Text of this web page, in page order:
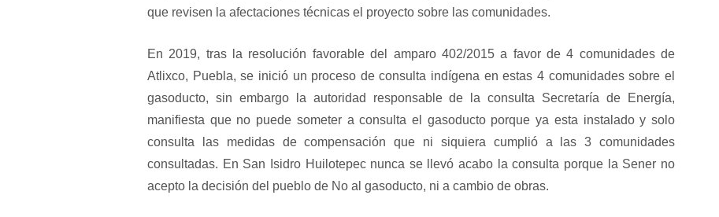
que revisen la afectaciones técnicas el proyecto sobre las comunidades.
En 2019, tras la resolución favorable del amparo 402/2015 a favor de 4 comunidades de
Atlixco, Puebla, se inició un proceso de consulta indígena en estas 4 comunidades sobre el
gasoducto, sin embargo la autoridad responsable de la consulta Secretaría de Energía,
manifiesta que no puede someter a consulta el gasoducto porque ya esta instalado y solo
consulta las medidas de compensación que ni siquiera cumplió a las 3 comunidades
consultadas. En San Isidro Huilotepec nunca se llevó acabo la consulta porque la Sener no
acepto la decisión del pueblo de No al gasoducto, ni a cambio de obras.